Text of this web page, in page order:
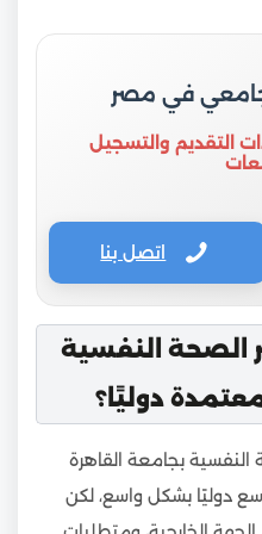
في مصر
التقديم والتسجيل
اتصل بنا
الصحة النفسية
دوليًا؟
النفسية بجامعة القاهرة
دوليًا بشكل واسع، لكن